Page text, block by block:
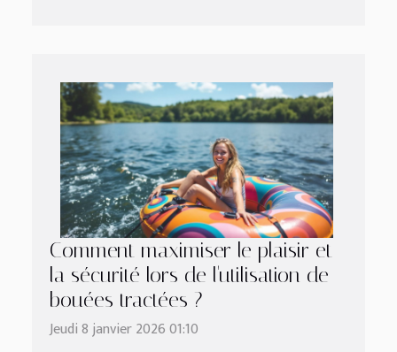
Comment maximiser le plaisir et
la sécurité lors de l'utilisation de
bouées tractées ?
Jeudi 8 janvier 2026 01:10